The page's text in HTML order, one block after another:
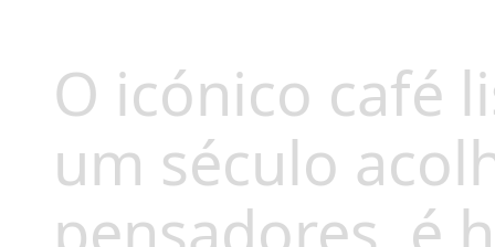
O icónico café
um século